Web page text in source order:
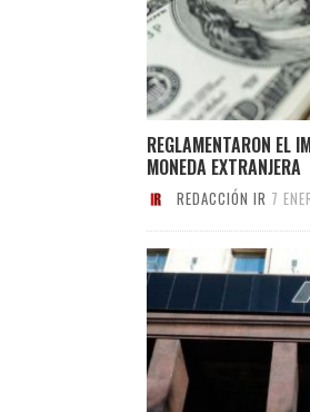
REGLAMENTARON EL
MONEDA EXTRANJERA
REDACCIÓN IR 7